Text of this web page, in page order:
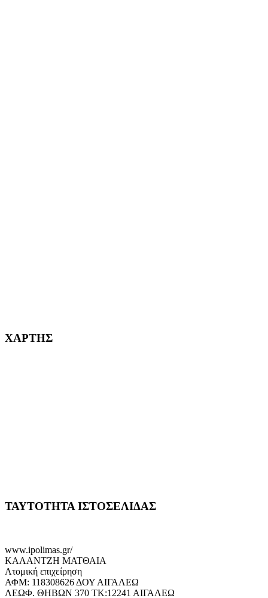
ΧΑΡΤΗΣ
ΤΑΥΤΟΤΗΤΑ ΙΣΤΟΣΕΛΙΔΑΣ
www.ipolimas.gr/
ΚΑΛΑΝΤΖΗ ΜΑΤΘΑΙΑ
Ατομική επιχείρηση
ΑΦΜ: 118308626 ΔΟΥ ΑΙΓΑΛΕΩ
ΛΕΩΦ. ΘΗΒΩΝ 370 ΤΚ:12241 ΑΙΓΑΛΕΩ